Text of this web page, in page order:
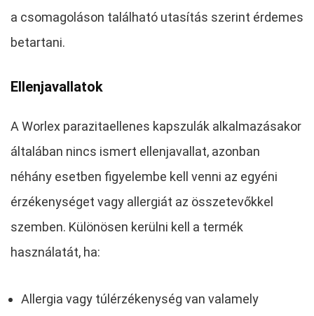
a csomagoláson található utasítás szerint érdemes
betartani.
Ellenjavallatok
A Worlex parazitaellenes kapszulák alkalmazásakor
általában nincs ismert ellenjavallat, azonban
néhány esetben figyelembe kell venni az egyéni
érzékenységet vagy allergiát az összetevőkkel
szemben. Különösen kerülni kell a termék
használatát, ha:
Allergia vagy túlérzékenység van valamely